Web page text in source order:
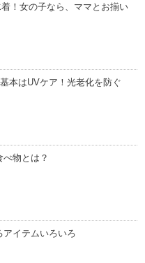
！女の子なら、ママとお揃い
本はUVケア！光老化を防ぐ
物とは？
アイテムいろいろ